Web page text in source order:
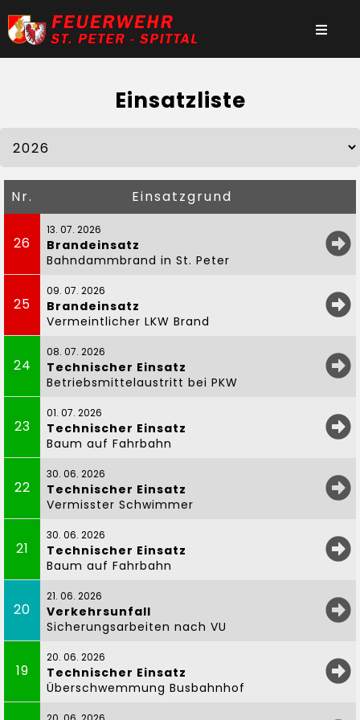
Einsatzliste
Nr. Einsatzgrund
26
13. 07. 2026
Brandeinsatz
Bahndammbrand in St. Peter
25
09. 07. 2026
Brandeinsatz
Vermeintlicher LKW Brand
24
08. 07. 2026
Technischer Einsatz
Betriebsmittelaustritt bei PKW
23
01. 07. 2026
Technischer Einsatz
Baum auf Fahrbahn
22
30. 06. 2026
Technischer Einsatz
Vermisster Schwimmer
21
30. 06. 2026
Technischer Einsatz
Baum auf Fahrbahn
20
21. 06. 2026
Verkehrsunfall
Sicherungsarbeiten nach VU
19
20. 06. 2026
Technischer Einsatz
Überschwemmung Busbahnhof